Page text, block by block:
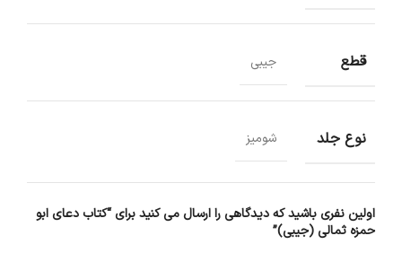
قطع جیبی
نوع جلد شومیز
اولین نفری باشید که دیدگاهی را ارسال می کنید برای “کتاب دعای ابو
حمزه ثمالی (جیبی)”